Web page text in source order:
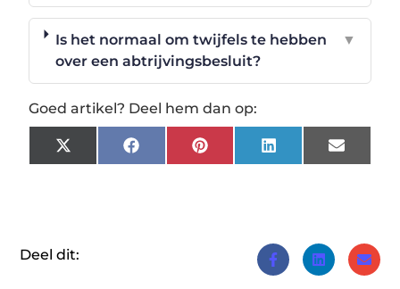
Is het normaal om twijfels te hebben
over een abtrijvingsbesluit?
▼
Goed artikel? Deel hem dan op:
X
(Twitter)
FacebookPinterestLinkedInEmail
Deel dit: